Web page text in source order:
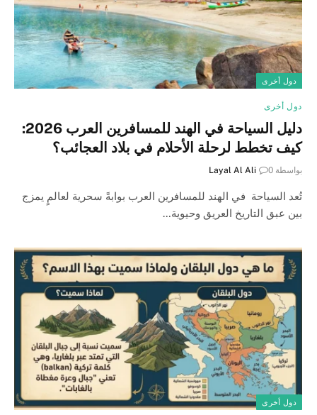
دول أخرى
دول أخرى
دليل السياحة في الهند للمسافرين العرب 2026:
كيف تخطط لرحلة الأحلام في بلاد العجائب؟
بواسطة Layal Al Ali 0
تُعد السياحة في الهند للمسافرين العرب بوابةً سحرية لعالمٍ يمزج
بين عبق التاريخ العريق وحيوية…
دول أخرى